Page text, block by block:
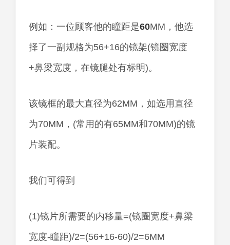
例如：一位顾客他的瞳距是60MM，他选
择了一副规格为56+16的镜架(镜圈宽度
+鼻梁宽度，在镜腿处有标明)。
该镜框的最大直径为62MM，如选用直径
为70MM，(常用的有65MM和70MM)的镜
片装配。
我们可得到
(1)镜片所需要的内移量=(镜圈宽度+鼻梁
宽度-瞳距)/2=(56+16-60)/2=6MM